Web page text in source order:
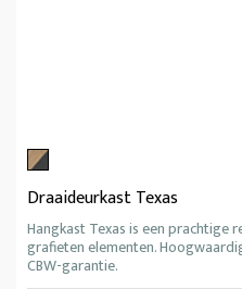
Draaideurkast Texas
Hangkast Texas is een prachtige
grafieten elementen.
CBW-garantie.